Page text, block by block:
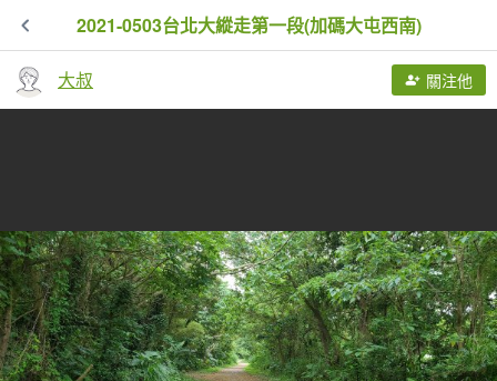
2021-0503台北大縱走第一段(加碼大屯西南)
大叔 關注他